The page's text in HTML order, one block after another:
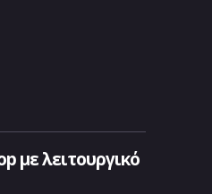
με λειτουργικό